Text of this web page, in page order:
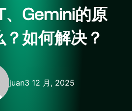
、Gemini的原
如何解决？
juan3 12 月, 2025